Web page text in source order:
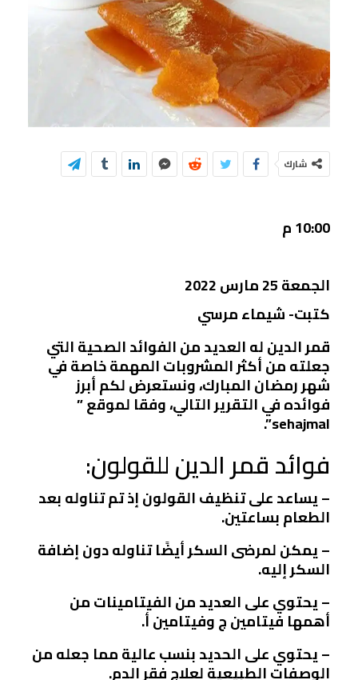
شارك
10:00 م
الجمعة 25 مارس 2022
كتبت- شيماء مرسي
قمر الدين له العديد من الفوائد الصحية التي
جعلته من أكثر المشروبات المهمة خاصة في
شهر رمضان المبارك، ونستعرض لكم أبرز
فوائده في التقرير التالي، وفقا لموقع ”
sehajmal”.
فوائد قمر الدين للقولون:
– يساعد على تنظيف القولون إذ تم تناوله بعد
الطعام بساعتين.
– يمكن لمرضى السكر أيضًا تناوله دون إضافة
السكر إليه.
– يحتوي على العديد من الفيتامينات من
أهمها فيتامين ج وفيتامين أ.
– يحتوي على الحديد بنسب عالية مما جعله من
الوصفات الطبيعية لعلاج فقر الدم.